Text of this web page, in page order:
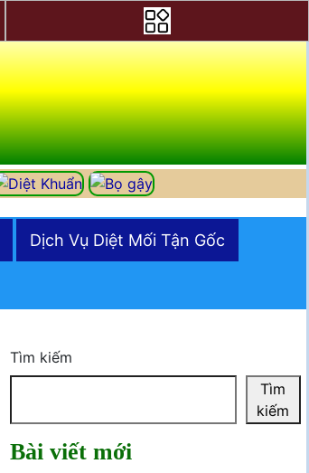
Dịch Vụ Diệt Mối Tận Gốc
Tìm kiếm
Tìm
kiếm
Bài viết mới